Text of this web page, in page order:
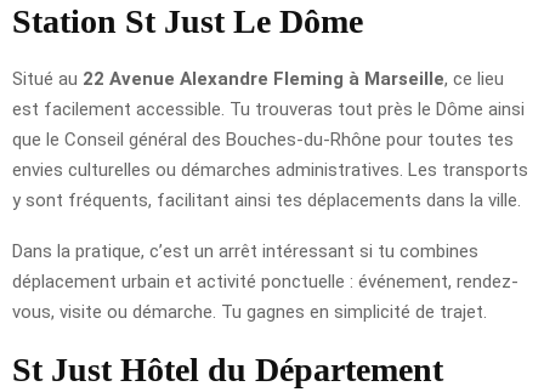
Station St Just Le Dôme
Situé au 22 Avenue Alexandre Fleming à Marseille, ce lieu
est facilement accessible. Tu trouveras tout près le Dôme ainsi
que le Conseil général des Bouches-du-Rhône pour toutes tes
envies culturelles ou démarches administratives. Les transports
y sont fréquents, facilitant ainsi tes déplacements dans la ville.
Dans la pratique, c’est un arrêt intéressant si tu combines
déplacement urbain et activité ponctuelle : événement, rendez-
vous, visite ou démarche. Tu gagnes en simplicité de trajet.
St Just Hôtel du Département